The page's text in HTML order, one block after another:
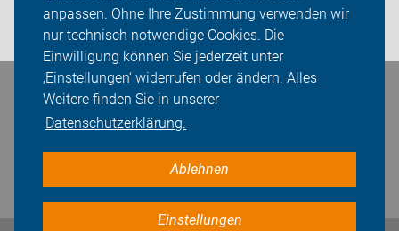
anpassen. Ohne Ihre Zustimmung verwenden wir
nur technisch notwendige Cookies. Die
Einwilligung können Sie jederzeit unter
‚Einstellungen‘ widerrufen oder ändern. Alles
Weitere finden Sie in unserer
Datenschutzerklärung.
Ablehnen
Einstellungen
Login
Bleiben Sie in Kontakt